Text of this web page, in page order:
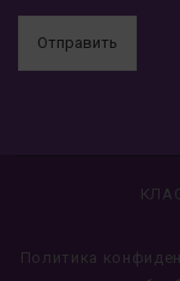
Отправить
Политика